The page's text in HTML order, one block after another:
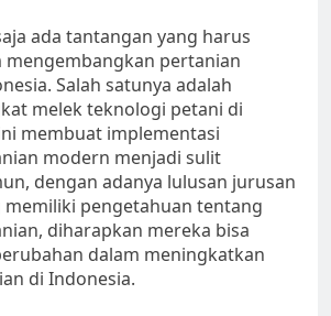
ada tantangan yang harus
mengembangkan pertanian
Salah satunya adalah
melek teknologi petani di
membuat implementasi
modern menjadi sulit
dengan adanya lulusan jurusan
memiliki pengetahuan tentang
diharapkan mereka bisa
dalam meningkatkan
di Indonesia.